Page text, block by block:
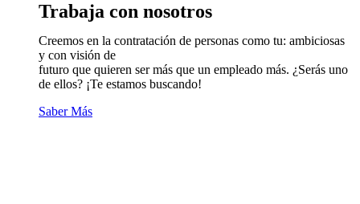
Trabaja con nosotros
Creemos en la contratación de personas como tu: ambiciosas
y con visión de
futuro que quieren ser más que un empleado más. ¿Serás uno
de ellos? ¡Te estamos buscando!
Saber Más